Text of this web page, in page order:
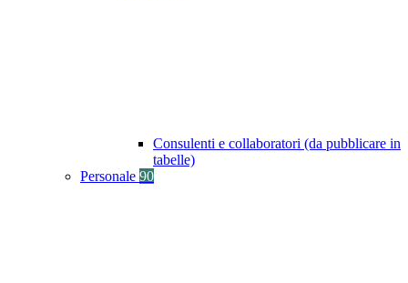
Consulenti e collaboratori (da pubblicare in
tabelle)
Personale 90